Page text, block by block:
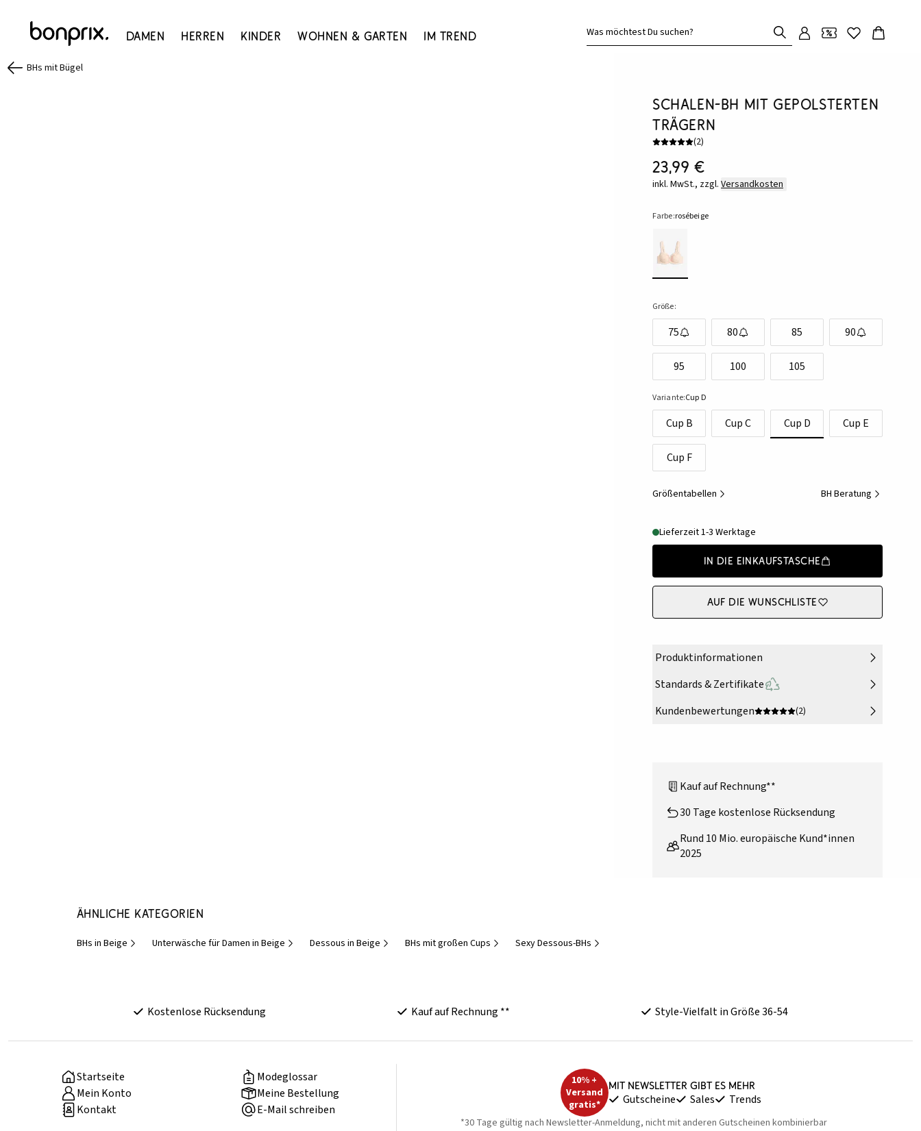
Damen Herren Kinder Wohnen & Garten Im Trend Was möchtest Du suchen?
BHs mit Bügel
Schalen-BH mit gepolsterten
Trägern
(2)
23,99 €
inkl. MwSt., zzgl. Versandkosten
Farbe:rosébeige
Größe:
75 80 85 90
95 100 105
Variante:Cup D
Cup B Cup C Cup D Cup E
Cup F
Größentabellen BH Beratung
Lieferzeit 1-3 Werktage
In die Einkaufstasche
Auf die Wunschliste
Produktinformationen
Standards & Zertifikate
Kundenbewertungen
(2)
Kauf auf Rechnung**
30 Tage kostenlose Rücksendung
Rund 10 Mio. europäische Kund*innen
2025
Ähnliche Kategorien
BHs in Beige Unterwäsche für Damen in Beige Dessous in Beige BHs mit großen Cups Sexy Dessous-BHs
Kostenlose Rücksendung Kauf auf Rechnung ** Style-Vielfalt in Größe 36-54
Startseite
Modeglossar
Mein Konto
Meine Bestellung
Kontakt
E-Mail schreiben
10% +
Versand
gratis*
Mit Newsletter gibt es mehr
Gutscheine Sales Trends
*30 Tage gültig nach Newsletter-Anmeldung, nicht mit anderen Gutscheinen kombinierbar